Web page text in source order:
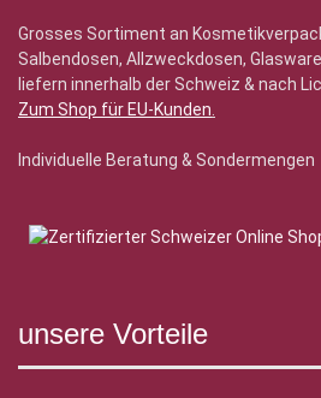
Grosses Sortiment an
Salbendosen, Allzweckdosen,
liefern innerhalb der Schweiz & nach
Zum Shop für EU-Kunden.
Individuelle Beratung & Sondermengen
unsere Vorteile